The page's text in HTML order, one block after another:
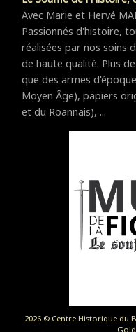
Avec Marie et Hervé
Passionnés d'histoire,
réalisées par nos soins
de haute qualité. Plus
que des armes
Moyen Âge), papiers
et du Roannais), ...
2026 © Centre Historique du